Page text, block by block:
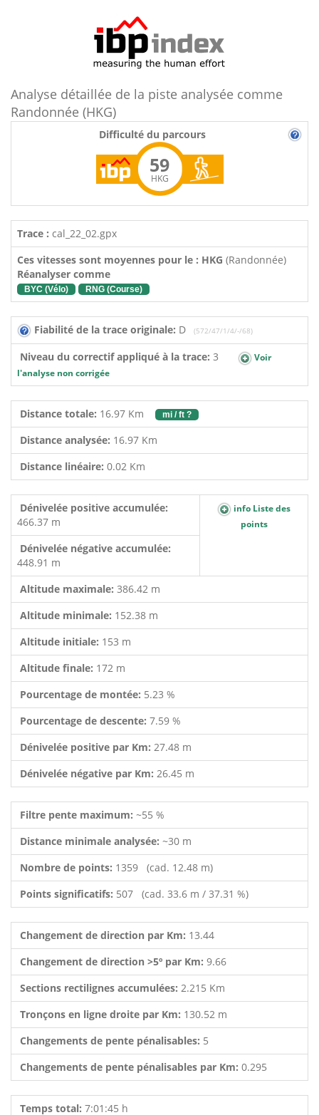
Analyse détaillée de la piste analysée comme
Randonnée (HKG)
Difficulté du parcours
59
HKG
Trace : cal_22_02.gpx
Ces vitesses sont moyennes pour le : HKG (Randonnée)
Réanalyser comme
BYC (Vélo) RNG (Course)
Fiabilité de la trace originale: D (572/47/1/4/-/68)
Niveau du correctif appliqué à la trace: 3
Voir
l'analyse non corrigée
Distance totale: 16.97 Km mi / ft ?
Distance analysée: 16.97 Km
Distance linéaire: 0.02 Km
Dénivelée positive accumulée:
466.37 m
info Liste des
points
Dénivelée négative accumulée:
448.91 m
Altitude maximale: 386.42 m
Altitude minimale: 152.38 m
Altitude initiale: 153 m
Altitude finale: 172 m
Pourcentage de montée: 5.23 %
Pourcentage de descente: 7.59 %
Dénivelée positive par Km: 27.48 m
Dénivelée négative par Km: 26.45 m
Filtre pente maximum: ~55 %
Distance minimale analysée: ~30 m
Nombre de points: 1359 (cad. 12.48 m)
Points significatifs: 507 (cad. 33.6 m / 37.31 %)
Changement de direction par Km: 13.44
Changement de direction >5º par Km: 9.66
Sections rectilignes accumulées: 2.215 Km
Tronçons en ligne droite par Km: 130.52 m
Changements de pente pénalisables: 5
Changements de pente pénalisables par Km: 0.295
Temps total: 7:01:45 h